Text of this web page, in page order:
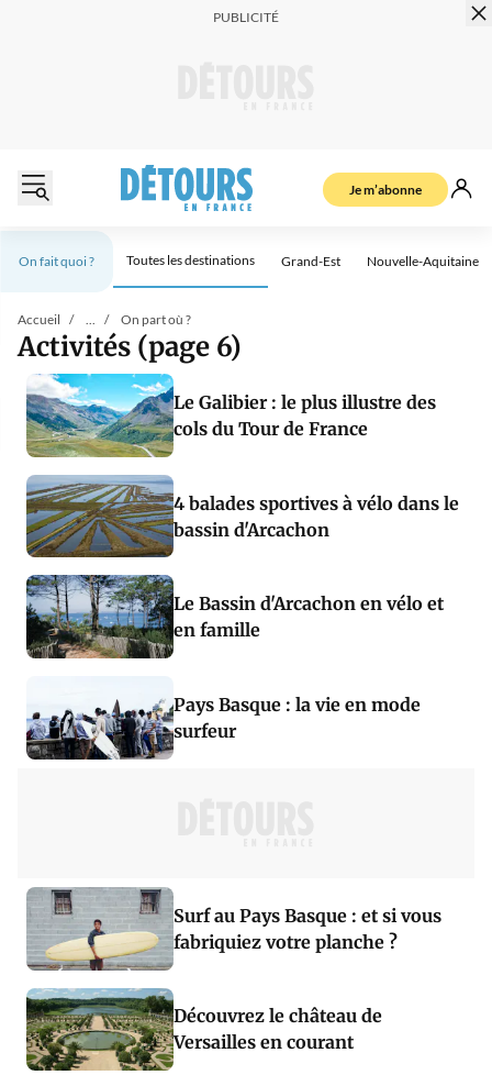
Je m’abonne
On fait quoi ? Toutes les destinations Grand-Est Nouvelle-Aquitaine
Accueil ... On part où ?
Activités (page 6)
Le Galibier : le plus illustre des
cols du Tour de France
4 balades sportives à vélo dans le
bassin d'Arcachon
Le Bassin d'Arcachon en vélo et
en famille
Pays Basque : la vie en mode
surfeur
Surf au Pays Basque : et si vous
fabriquiez votre planche ?
Découvrez le château de
Versailles en courant